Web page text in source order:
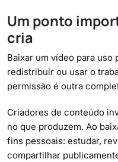
Um ponto
cria
Baixar um vídeo para uso
redistribuir ou usar o
permissão é outra
Criadores de conteúdo
no que produzem. Ao
fins pessoais: estudar,
compartilhar